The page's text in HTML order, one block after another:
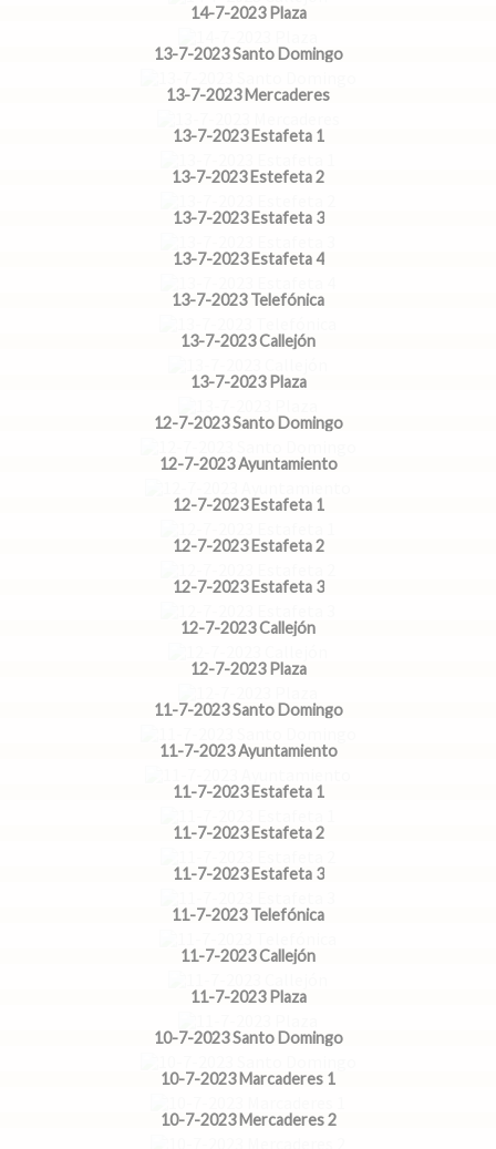
14-7-2023 Plaza
13-7-2023 Santo Domingo
13-7-2023 Mercaderes
13-7-2023 Estafeta 1
13-7-2023 Estefeta 2
13-7-2023 Estafeta 3
13-7-2023 Estafeta 4
13-7-2023 Telefónica
13-7-2023 Callejón
13-7-2023 Plaza
12-7-2023 Santo Domingo
12-7-2023 Ayuntamiento
12-7-2023 Estafeta 1
12-7-2023 Estafeta 2
12-7-2023 Estafeta 3
12-7-2023 Callejón
12-7-2023 Plaza
11-7-2023 Santo Domingo
11-7-2023 Ayuntamiento
11-7-2023 Estafeta 1
11-7-2023 Estafeta 2
11-7-2023 Estafeta 3
11-7-2023 Telefónica
11-7-2023 Callejón
11-7-2023 Plaza
10-7-2023 Santo Domingo
10-7-2023 Marcaderes 1
10-7-2023 Mercaderes 2